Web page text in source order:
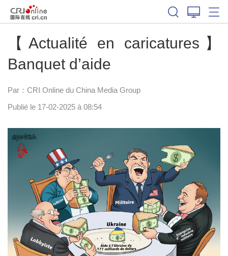
【Actualité en caricatures】
Banquet d’aide
Par：CRI Online du China Media Group
Publié le 17-02-2025 à 08:54